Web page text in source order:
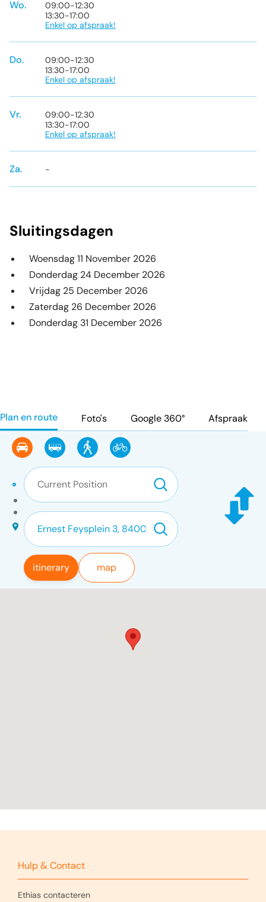
Wo. 09:00-12:30
13:30-17:00
Enkel op afspraak!
Do. 09:00-12:30
13:30-17:00
Enkel op afspraak!
Vr. 09:00-12:30
13:30-17:00
Enkel op afspraak!
Za. -
Sluitingsdagen
Woensdag 11 November 2026
Donderdag 24 December 2026
Vrijdag 25 December 2026
Zaterdag 26 December 2026
Donderdag 31 December 2026
Plan en route Foto's Google 360° Afspraak
itinerary map
Hulp & Contact
Ethias contacteren